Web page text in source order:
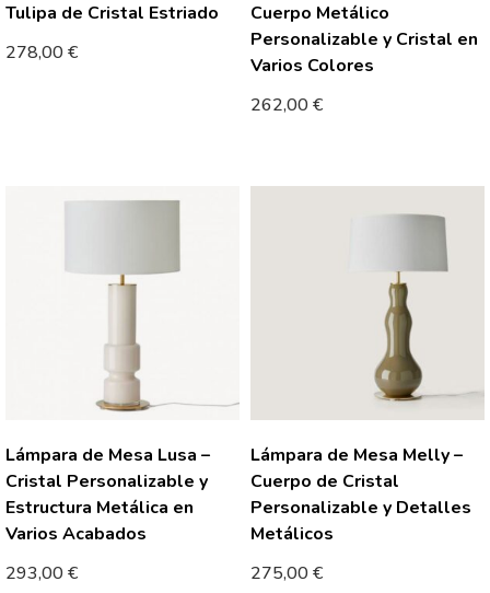
Tulipa de Cristal Estriado
278,00€
Cuerpo Metálico
Personalizable y Cristal en
Varios Colores
262,00€
Lámpara de Mesa Lusa –
Cristal Personalizable y
Estructura Metálica en
Varios Acabados
293,00€
Lámpara de Mesa Melly –
Cuerpo de Cristal
Personalizable y Detalles
Metálicos
275,00€